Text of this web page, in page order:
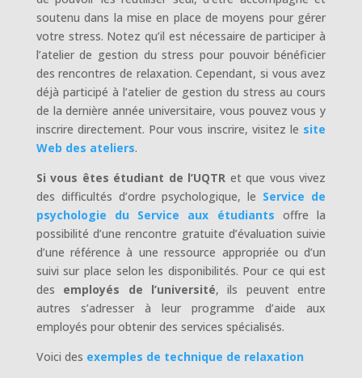
soutenu dans la mise en place de moyens pour gérer
votre stress. Notez qu’il est nécessaire de participer à
l’atelier de gestion du stress pour pouvoir bénéficier
des rencontres de relaxation. Cependant, si vous avez
déjà participé à l’atelier de gestion du stress au cours
de la dernière année universitaire, vous pouvez vous y
inscrire directement. Pour vous inscrire, visitez le site
Web des ateliers.
Si vous êtes étudiant de l’UQTR et que vous vivez
des difficultés d’ordre psychologique, le Service de
psychologie du Service aux étudiants offre la
possibilité d’une rencontre gratuite d’évaluation suivie
d’une référence à une ressource appropriée ou d’un
suivi sur place selon les disponibilités. Pour ce qui est
des employés de l’université, ils peuvent entre
autres s’adresser à leur programme d’aide aux
employés pour obtenir des services spécialisés.
Voici des exemples de technique de relaxation